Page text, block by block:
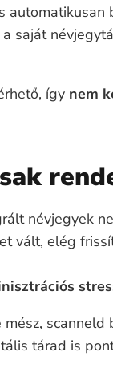
automatikusan
saját
így nem
névjegyek
vált, elég
tárad is